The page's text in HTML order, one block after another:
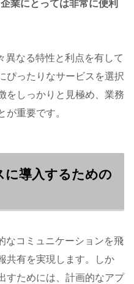
業にとっては非常に便利
異なる特性と利点を有して
ぴったりなサービスを選択
をしっかりと見極め、業務
が重要です。
に導入するための
なコミュニケーションを飛
共有を実現します。しか
すためには、計画的なアプ